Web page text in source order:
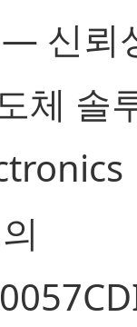
신뢰
체 솔